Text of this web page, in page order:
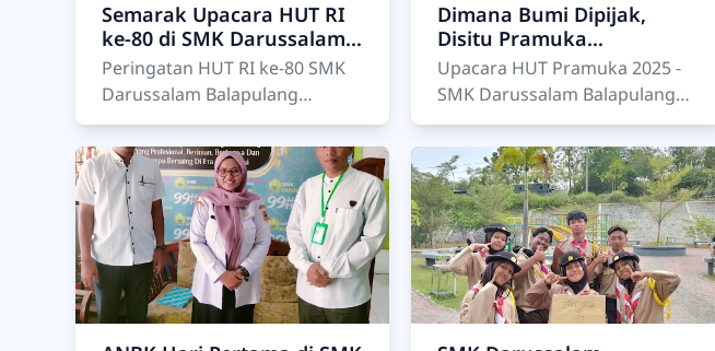
Semarak Upacara HUT RI
ke-80 di SMK Darussalam
Balapulang: Bersatu,
Berdaulat, Rakyat
Sejahtera, Indonesia Maju
Peringatan HUT RI ke-80 SMK
Darussalam Balapulang
Peringatan HUT RI ke-80 SMK
Darussalam Balapulang: Wujud
Syukur dan Sem…
Dimana Bumi Dipijak,
Disitu Pramuka
Bermanfaat — HUT
Pramuka SMK Darussalam
Upacara HUT Pramuka 2025 -
SMK Darussalam Balapulang
Upacara HUT Pramuka SMK
Darussalam Balapulang Tahun
2025 Balapula…